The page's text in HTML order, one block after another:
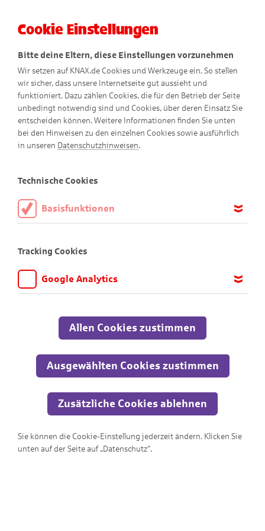
Sortiere die Münzen!
Geld sortieren
Hilf Schankwart sein Trinkgeld zu sortieren
Cookie Einstellungen
Bitte deine Eltern, diese Einstellungen vorzunehmen
Wir setzen auf KNAX.de Cookies und Werkzeuge ein. So stellen
wir sicher, dass unsere Internetseite gut aussieht und
funktioniert. Dazu zählen Cookies, die für den Betrieb der Seite
unbedingt notwendig sind und Cookies, über deren Einsatz Sie
entscheiden können. Weitere Informationen finden Sie unten
bei den Hinweisen zu den einzelnen Cookies sowie ausführlich
in unseren Datenschutzhinweisen.
Technische Cookies
Basisfunktionen
aktiviert sein.
Tracking Cookies
Google Analytics
anpassen und verbessern können. Aus diesem Grund nutzen wir
Google Analytics. Dieses Werkzeug erfasst die Seitenaufrufe zu
Übertragung anonymisiert.
Allen Cookies zustimmen
Ausgewählten Cookies zustimmen
Zusätzliche Cookies ablehnen
Sie können die Cookie-Einstellung jederzeit ändern. Klicken Sie
unten auf der Seite auf „Datenschutz“.